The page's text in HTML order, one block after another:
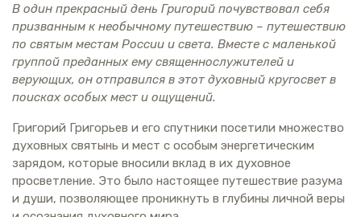
В один прекрасный день Григорий почувствовал себя
призванным к необычному путешествию – путешествию
по святым местам России и света. Вместе с маленькой
группой преданных ему священнослужителей и
верующих, он отправился в этот духовный кругосвет в
поисках особых мест и ощущений.
Григорий Григорьев и его спутники посетили множество
духовных святынь и мест с особым энергетическим
зарядом, которые вносили вклад в их духовное
просветление. Это было настоящее путешествие разума
и души, позволяющее проникнуть в глубины личной веры